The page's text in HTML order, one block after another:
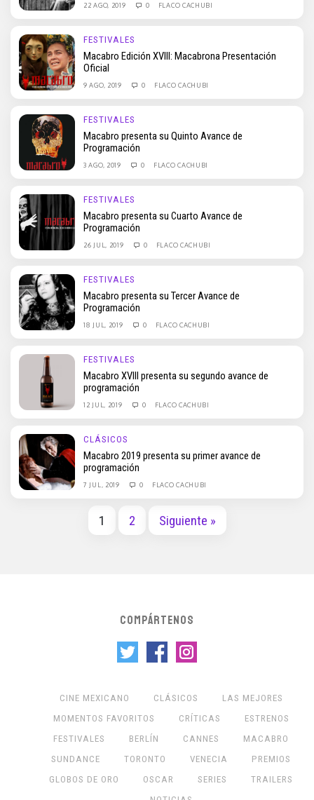
22 AGO, 2019 0 FLACO CACHUBI
FESTIVALES
Macabro Edición XVIII: Macabrona Presentación
Oficial
9 AGO, 2019 0 FLACO CACHUBI
FESTIVALES
Macabro presenta su Quinto Avance de
Programación
3 AGO, 2019 0 FLACO CACHUBI
FESTIVALES
Macabro presenta su Cuarto Avance de
Programación
26 JUL, 2019 0 FLACO CACHUBI
FESTIVALES
Macabro presenta su Tercer Avance de
Programación
18 JUL, 2019 0 FLACO CACHUBI
FESTIVALES
Macabro XVIII presenta su segundo avance de
programación
12 JUL, 2019 0 FLACO CACHUBI
CLÁSICOS
Macabro 2019 presenta su primer avance de
programación
7 JUL, 2019 0 FLACO CACHUBI
1 2 Siguiente »
COMPÁRTENOS
CINE MEXICANO CLÁSICOS
LAS MEJORES
MOMENTOS FAVORITOS
CRÍTICAS
ESTRENOS
FESTIVALES
BERLÍN CANNES
MACABRO
SUNDANCE
TORONTO VENECIA
PREMIOS
GLOBOS DE ORO
OSCAR SERIES
TRAILERS